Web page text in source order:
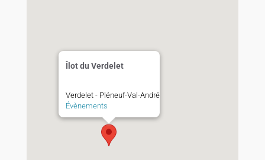
Îlot du Verdelet
Verdelet - Pléneuf-Val-André
Évènements